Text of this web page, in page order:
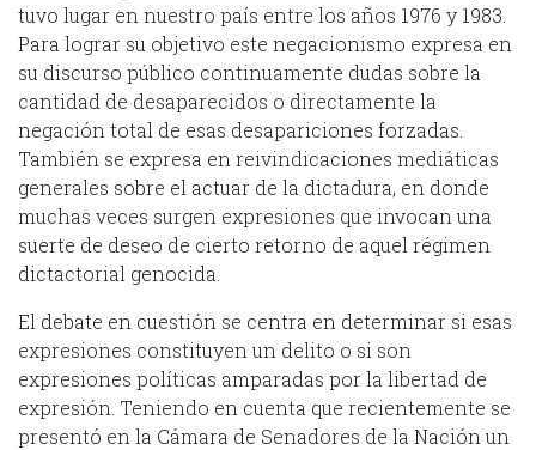
tuvo lugar en nuestro país entre los años 1976 y 1983.
Para lograr su objetivo este negacionismo expresa en
su discurso público continuamente dudas sobre la
cantidad de desaparecidos o directamente la
negación total de esas desapariciones forzadas.
También se expresa en reivindicaciones mediáticas
generales sobre el actuar de la dictadura, en donde
muchas veces surgen expresiones que invocan una
suerte de deseo de cierto retorno de aquel régimen
dictactorial genocida.
El debate en cuestión se centra en determinar si esas
expresiones constituyen un delito o si son
expresiones políticas amparadas por la libertad de
expresión. Teniendo en cuenta que recientemente se
presentó en la Cámara de Senadores de la Nación un